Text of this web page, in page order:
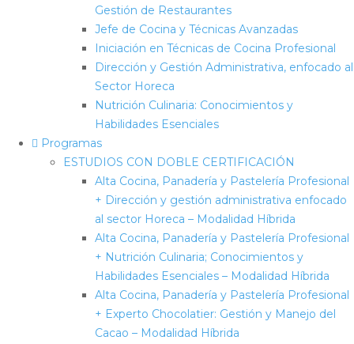
Gestión de Restaurantes
Jefe de Cocina y Técnicas Avanzadas
Iniciación en Técnicas de Cocina Profesional
Dirección y Gestión Administrativa, enfocado al
Sector Horeca
Nutrición Culinaria: Conocimientos y
Habilidades Esenciales
Programas
ESTUDIOS CON DOBLE CERTIFICACIÓN
Alta Cocina, Panadería y Pastelería Profesional
+ Dirección y gestión administrativa enfocado
al sector Horeca – Modalidad Híbrida
Alta Cocina, Panadería y Pastelería Profesional
+ Nutrición Culinaria; Conocimientos y
Habilidades Esenciales – Modalidad Híbrida
Alta Cocina, Panadería y Pastelería Profesional
+ Experto Chocolatier: Gestión y Manejo del
Cacao – Modalidad Híbrida